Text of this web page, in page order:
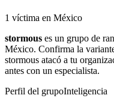
1 víctima en México
stormous es un grupo de
México. Confirma la
stormous atacó a tu
antes con un especialista.
Perfil del grupoInteligencia